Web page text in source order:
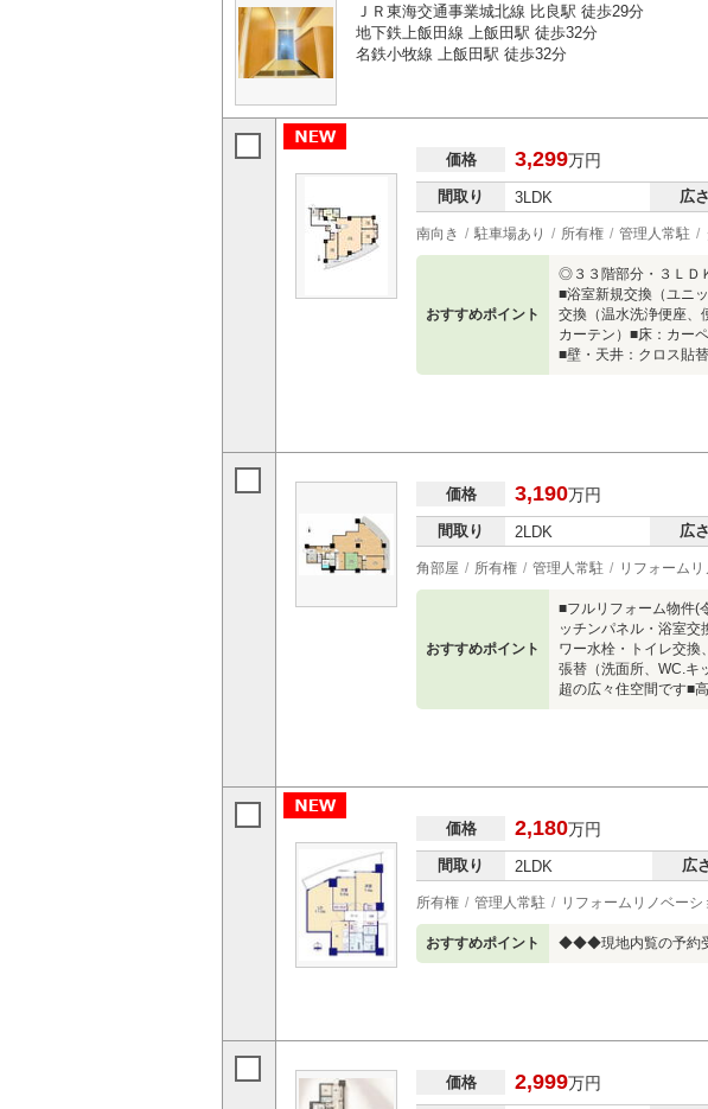
ＪＲ東海交通事業城北線 比良駅 徒歩29分
地下鉄上飯田線 上飯田駅 徒歩32分
名鉄小牧線 上飯田駅 徒歩32分
価格 3,299万円
間取り 3LDK 広さ
南向き 駐車場あり 所有権 管理人常駐
おすすめポイント
◎３３階部分・３ＬＤ
■浴室新規交換（ユニ
交換（温水洗浄便座
カーテン）■床：カー
■壁・天井：クロス貼
価格 3,190万円
間取り 2LDK 広さ
角部屋 所有権 管理人常駐 リフォーム
おすすめポイント
■フルリフォーム物件(
ッチンパネル・浴室
ワー水栓・トイレ交換
張替（洗面所、WC.キ
超の広々住空間です■
価格 2,180万円
間取り 2LDK 広
所有権 管理人常駐 リフォームリノベーシ
おすすめポイント ◆◆◆現地内覧の予
価格 2,999万円